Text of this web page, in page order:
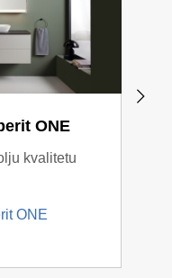
ONE
kvalitetu
ONE